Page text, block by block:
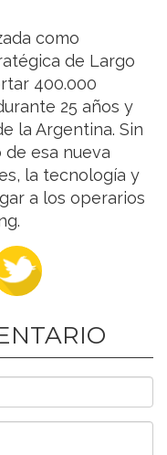
como
de Largo
400.000
25 años y
la Argentina. Sin
esa nueva
la tecnología y
a los operarios